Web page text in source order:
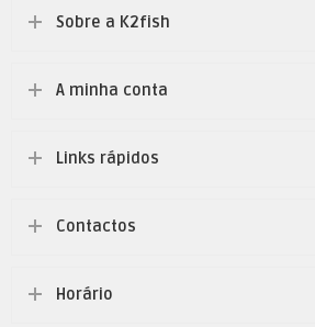
Sobre a K2fish
A minha conta
Links rápidos
Contactos
Horário